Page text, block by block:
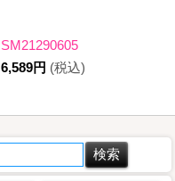
SM21290605
6,589円 (税込)